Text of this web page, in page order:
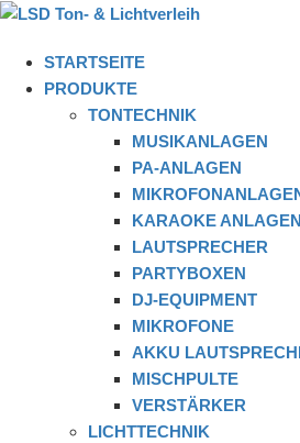
STARTSEITE
PRODUKTE
TONTECHNIK
MUSIKANLAGEN
PA-ANLAGEN
KARAOKE ANLAGEN
LAUTSPRECHER
PARTYBOXEN
DJ-EQUIPMENT
MIKROFONE
AKKU
MISCHPULTE
VERSTÄRKER
LICHTTECHNIK